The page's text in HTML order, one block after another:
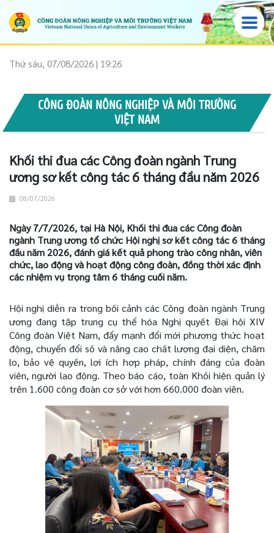
Thứ sáu, 07/08/2026 | 19:26
CÔNG ĐOÀN NÔNG NGHIỆP VÀ MÔI TRƯỜNG
VIỆT NAM
Khối thi đua các Công đoàn ngành Trung
ương sơ kết công tác 6 tháng đầu năm 2026
08/07/2026
Ngày 7/7/2026, tại Hà Nội, Khối thi đua các Công đoàn
ngành Trung ương tổ chức Hội nghị sơ kết công tác 6 tháng
đầu năm 2026, đánh giá kết quả phong trào công nhân, viên
chức, lao động và hoạt động công đoàn, đồng thời xác định
các nhiệm vụ trọng tâm 6 tháng cuối năm.
Hội nghị diễn ra trong bối cảnh các Công đoàn ngành Trung
ương đang tập trung cụ thể hóa Nghị quyết Đại hội XIV
Công đoàn Việt Nam, đẩy mạnh đổi mới phương thức hoạt
động, chuyển đổi số và nâng cao chất lượng đại diện, chăm
lo, bảo vệ quyền, lợi ích hợp pháp, chính đáng của đoàn
viên, người lao động. Theo báo cáo, toàn Khối hiện quản lý
trên 1.600 công đoàn cơ sở với hơn 660.000 đoàn viên.